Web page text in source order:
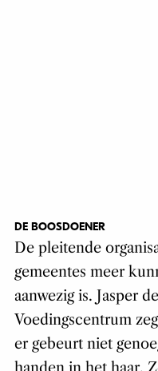
DE BOOSDOENER
De pleitende
gemeentes meer
aanwezig is. Jasper
Voedingscentrum
er gebeurt niet